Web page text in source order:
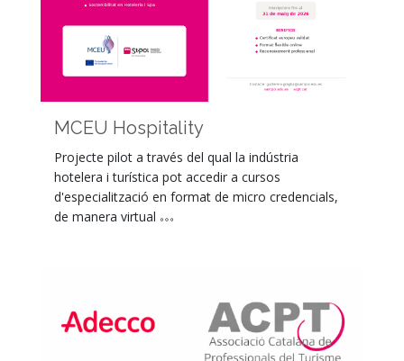
MCEU Hospitality
Projecte pilot a través del qual la indústria
hotelera i turística pot accedir a cursos
d'especialització en format de micro credencials,
de manera virtual